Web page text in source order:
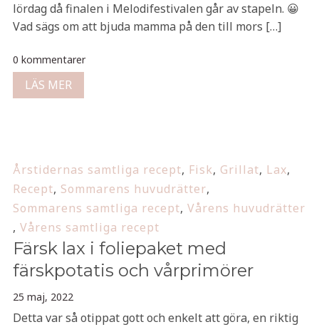
lördag då finalen i Melodifestivalen går av stapeln. 😀
Vad sägs om att bjuda mamma på den till mors […]
0 kommentarer
LÄS MER
Årstidernas samtliga recept, Fisk, Grillat, Lax,
Recept, Sommarens huvudrätter,
Sommarens samtliga recept, Vårens huvudrätter
, Vårens samtliga recept
Färsk lax i foliepaket med
färskpotatis och vårprimörer
25 maj, 2022
Detta var så otippat gott och enkelt att göra, en riktig